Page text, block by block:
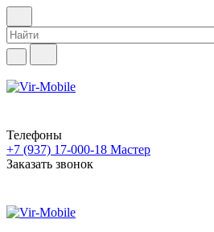
Телефоны
+7 (937) 17-000-18 Мастер
Заказать звонок